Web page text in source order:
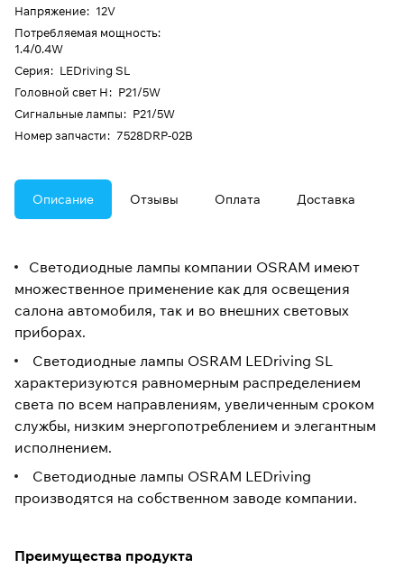
Напряжение: 12V
Потребляемая мощность:
1.4/0.4W
Серия: LEDriving SL
Головной свет H: P21/5W
Сигнальные лампы: P21/5W
Номер запчасти: 7528DRP-02B
Описание Отзывы Оплата Доставка
Светодиодные лампы компании OSRAM имеют
множественное применение как для освещения
салона автомобиля, так и во внешних световых
приборах.
Светодиодные лампы OSRAM LEDriving SL
характеризуются равномерным распределением
света по всем направлениям, увеличенным сроком
службы, низким энергопотреблением и элегантным
исполнением.
Светодиодные лампы OSRAM LEDriving
производятся на собственном заводе компании.
Преимущества продукта